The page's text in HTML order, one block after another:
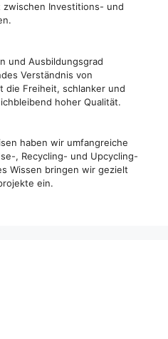
Investitions- und
und Ausbildungsgrad
Verständnis von
die Freiheit, schlanker und
hoher Qualität.
haben wir umfangreiche
, Recycling- und Upcycling-
Wissen bringen wir gezielt
ein.